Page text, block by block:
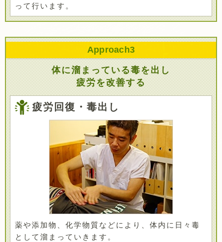
って行います。
Approach3
体に溜まっている毒を出し
疲労を改善する
疲労回復・毒出し
薬や添加物、化学物質などにより、体内に日々毒
として溜まっていきます。